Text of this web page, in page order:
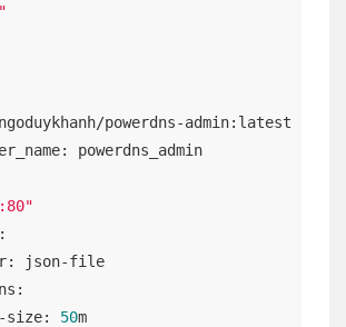
powerdns-admin:latest
powerdns_admin
json-file
size:
50m